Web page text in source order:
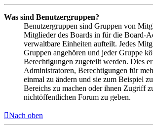
Was sind Benutzergruppen?
Benutzergruppen sind Gruppen von
Mitglieder des Boards in für die Board-
verwaltbare Einheiten aufteilt. Jedes
Gruppen angehören und jeder Gruppe
Berechtigungen zugeteilt werden. Dies
Administratoren, Berechtigungen für
einmal zu ändern und sie zum Beispiel
Bereichs zu machen oder ihnen Zugriff
nichtöffentlichen Forum zu geben.
Nach oben